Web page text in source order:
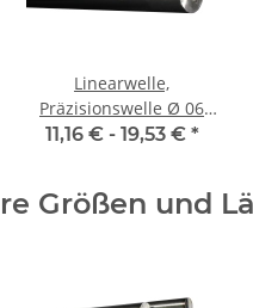
Linearwelle,
Präzisionswelle Ø 06
mm, je m ± 5 mm,
11,16 € - 19,53 € *
Größen und